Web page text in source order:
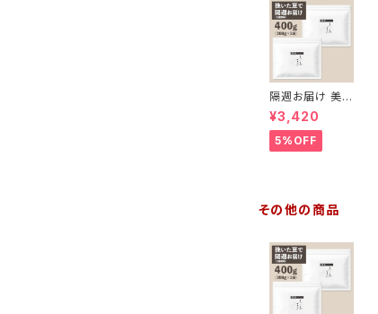
隔週お届け 美の
島ブレンド400
g【挽いた豆】（2
00g×2袋）
¥3,420
5%OFF
その他の商品